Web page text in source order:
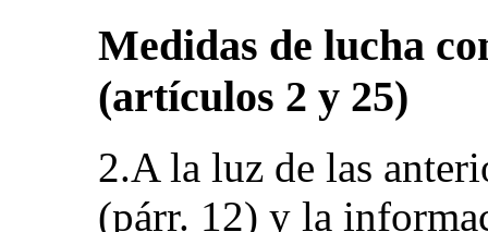
Medidas de lucha
(artículos 2 y 25)
2.A la luz de las
(párr. 12) y la